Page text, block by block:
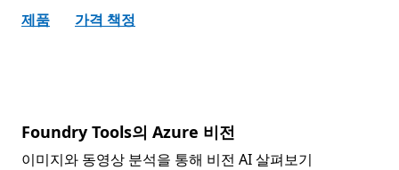
제품
가격 책정
Foundry Tools의 Azure 비전
이미지와 동영상 분석을 통해 비전 AI 살펴보기